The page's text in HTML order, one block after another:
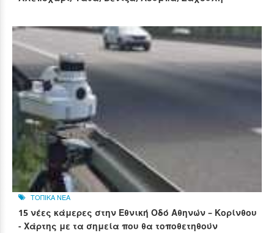
ΤΟΠΙΚΑ ΝΕΑ
15 νέες κάμερες στην Εθνική Οδό Αθηνών – Κορίνθου
- Χάρτης με τα σημεία που θα τοποθετηθούν